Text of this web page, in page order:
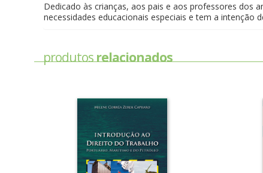
Dedicado às crianças, aos pais e aos professores dos
necessidades educacionais especiais e tem a intenção
produtosrelacionados